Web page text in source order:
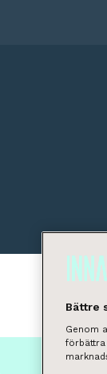
Bättre
Genom
förbättra